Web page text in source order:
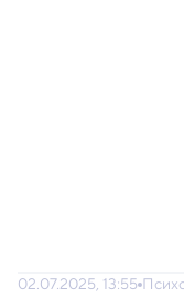
02.07.2025, 13:55